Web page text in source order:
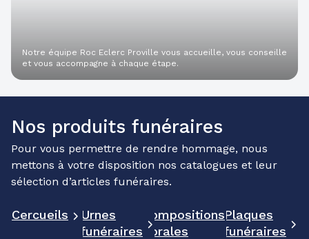
Notre équipe Roc Eclerc Proville vous accueille, vous conseille
et vous accompagne à chaque étape.
Nos produits funéraires
Pour vous permettre de rendre hommage, nous
mettons à votre disposition nos catalogues et leur
sélection d’articles funéraires.
Cercueils
Urnes
funéraires
Compositions
florales
Plaques
funéraires